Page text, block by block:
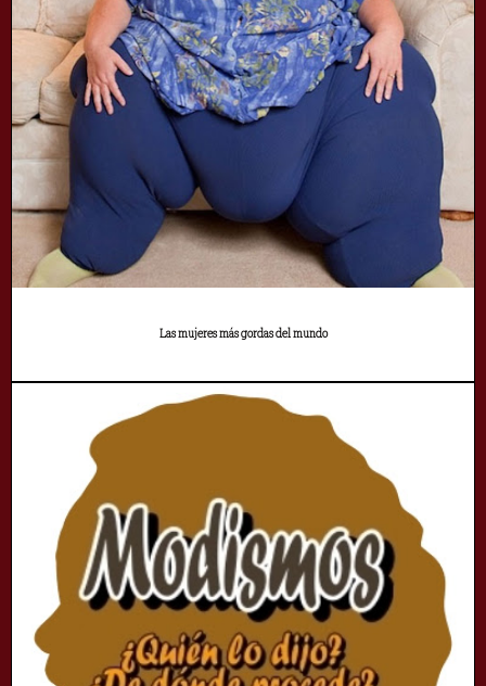
Las mujeres más gordas del mundo